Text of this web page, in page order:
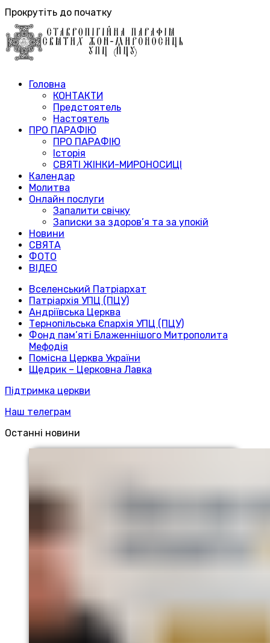
Прокрутіть до початку
Головна
КОНТАКТИ
Предстоятель
Настоятель
ПРО ПАРАФІЮ
ПРО ПАРАФІЮ
Історія
СВЯТІ ЖІНКИ-МИРОНОСИЦІ
Календар
Молитва
Онлайн послуги
Запалити свічку
Записки за здоров’я та за упокій
Новини
СВЯТА
ФОТО
ВІДЕО
Вселенський Патріархат
Патріархія УПЦ (ПЦУ)
Андріївська Церква
Тернопільська Єпархія УПЦ (ПЦУ)
Фонд пам’яті Блаженнішого Митрополита
Мефодія
Помісна Церква України
Щедрик – Церковна Лавка
Підтримка церкви
Наш телеграм
Останні новини